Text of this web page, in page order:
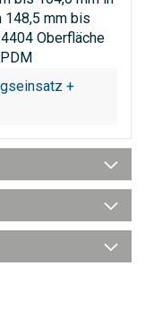
148,5 mm bis
Oberfläche
+